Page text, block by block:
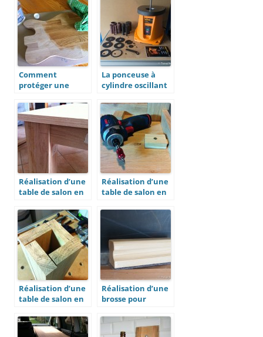
Comment
protéger une
découper en bois ?
La ponceuse à
cylindre oscillant
Réalisation d’une
table de salon en
(2ème partie : les
traverses et les
plateaux)
Réalisation d’une
table de salon en
(4ème partie : la
fixation des
plateaux)
Réalisation d’une
table de salon en
(1ère partie : les
pieds)
Réalisation d’une
brosse pour